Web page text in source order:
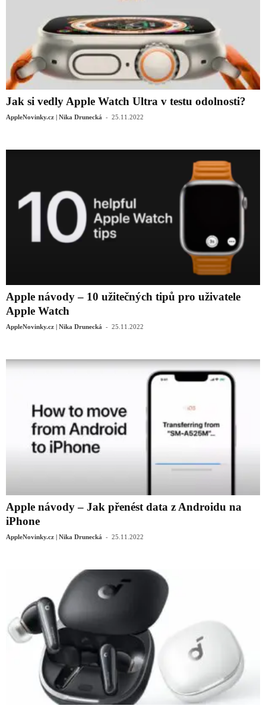
Jak si vedly Apple Watch Ultra v testu odolnosti?
AppleNovinky.cz | Nika Drunecká - 25.11.2022
Apple návody – 10 užitečných tipů pro uživatele
Apple Watch
AppleNovinky.cz | Nika Drunecká - 25.11.2022
Apple návody – Jak přenést data z Androidu na
iPhone
AppleNovinky.cz | Nika Drunecká - 25.11.2022